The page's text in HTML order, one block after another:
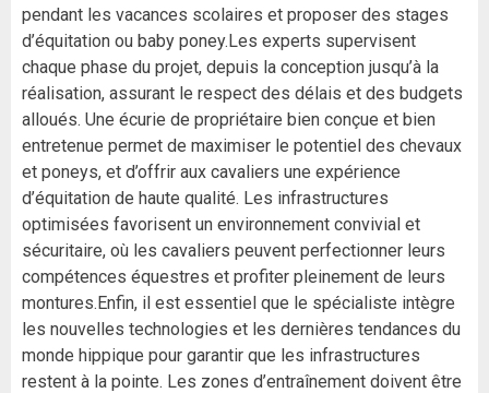
pendant les vacances scolaires et proposer des stages
d’équitation ou baby poney.Les experts supervisent
chaque phase du projet, depuis la conception jusqu’à la
réalisation, assurant le respect des délais et des budgets
alloués. Une écurie de propriétaire bien conçue et bien
entretenue permet de maximiser le potentiel des chevaux
et poneys, et d’offrir aux cavaliers une expérience
d’équitation de haute qualité. Les infrastructures
optimisées favorisent un environnement convivial et
sécuritaire, où les cavaliers peuvent perfectionner leurs
compétences équestres et profiter pleinement de leurs
montures.Enfin, il est essentiel que le spécialiste intègre
les nouvelles technologies et les dernières tendances du
monde hippique pour garantir que les infrastructures
restent à la pointe. Les zones d’entraînement doivent être